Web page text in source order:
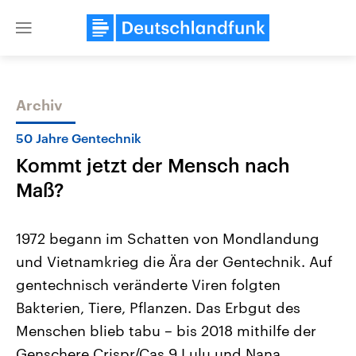
Close
Themen
Landtagswahl Sachsen-Anhalt
2026
Alle Informationen
Sachsen-Anhalt wählt am 6.
September 2026 einen neuen
Landtag. Seit 2021 wird das
Bundesland von einer Koalition aus
USA
Aktuelle Beiträge,
Hintergründe
Wirtschaftlich und
gehören die Vereinigten
den mächtigsten Ländern
mit großem Einfluss auf
Archiv
50 Jahre Gentechnik
Kommt jetzt der Mensch nach
Maß?
1972 begann im Schatten von Mondlandung
und Vietnamkrieg die Ära der Gentechnik. Auf
gentechnisch veränderte Viren folgten
Bakterien, Tiere, Pflanzen. Das Erbgut des
Menschen blieb tabu – bis 2018 mithilfe der